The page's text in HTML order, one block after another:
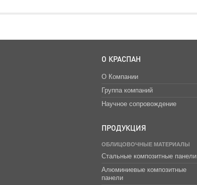
О КРАСПАН
О Компании
Группа компаний
Научное сопровождение
ПРОДУКЦИЯ
ОБЛИЦОВОЧНЫЕ МАТЕРИАЛЫ
Стальные композитные панели
Алюминиевые композитные
панели